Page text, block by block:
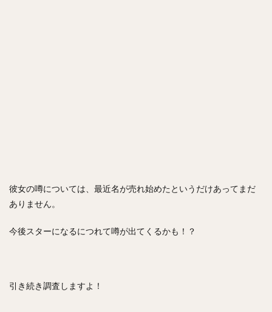
彼女の噂については、最近名が売れ始めたというだけあってまだ
ありません。
今後スターになるにつれて噂が出てくるかも！？
引き続き調査しますよ！